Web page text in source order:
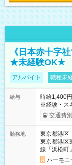
《日本赤十字
★未経験OK★
アルバイト 職種未
給与
時給1,400
※経験・ス
（勤務実
当を全額
間中も給与・待遇
あり 試用
です。 試
れる可能性
交通費
勤務地
東京都港区
東京都港区
線「浜松町
線「御成⾨
ハーモニ